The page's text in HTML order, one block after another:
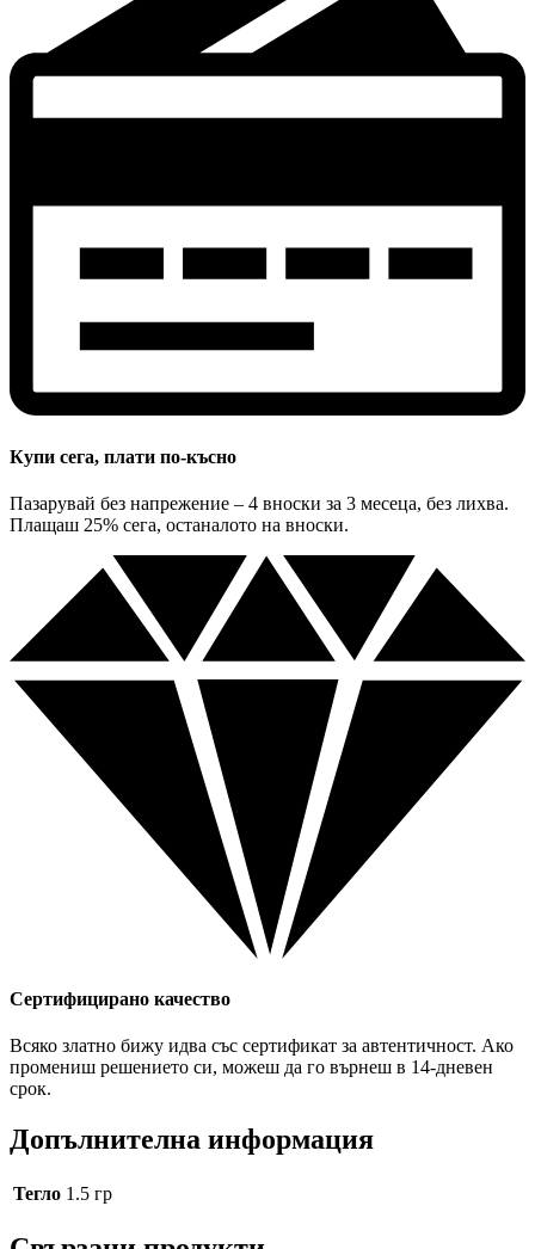
Купи сега, плати по-късно
Пазарувай без напрежение – 4 вноски за 3 месеца, без лихва.
Плащаш 25% сега, останалото на вноски.
Сертифицирано качество
Всяко златно бижу идва със сертификат за автентичност. Ако
промениш решението си, можеш да го върнеш в 14-дневен
срок.
Допълнителна информация
Тегло 1.5 гр